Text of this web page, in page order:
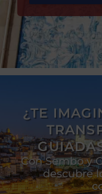
¿TE
Con Sembo y
descubre